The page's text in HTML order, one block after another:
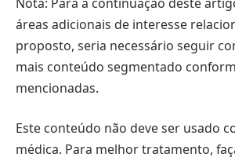
áreas adicionais de interesse
proposto, seria necessário seguir
mais conteúdo segmentado
mencionadas.
Este conteúdo não deve ser usado
médica. Para melhor tratamento,